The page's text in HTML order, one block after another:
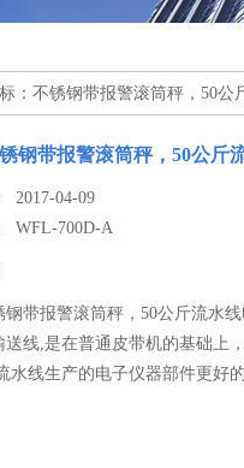
：不锈钢带报警滚筒秤，50公
钢带报警滚筒秤，50公斤
2017-04-09
WFL-700D-A
钢带报警滚筒秤，50公斤流水
送线,是在普通皮带机的基础上
水线生产的电子仪器部件更好